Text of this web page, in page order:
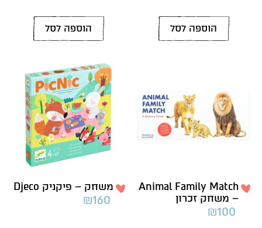
הוספה לסל הוספה לסל
Animal Family Match
– משחק זכרון
₪100
משחק – פיקניק Djeco
₪160